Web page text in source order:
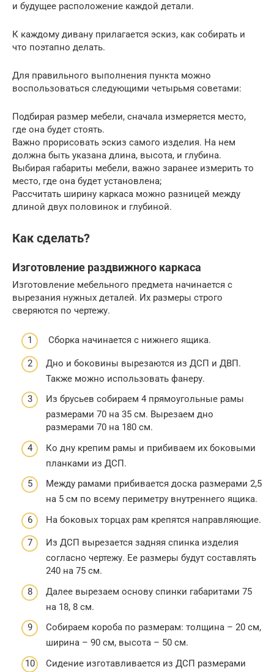
и будущее расположение каждой детали.
К каждому дивану прилагается эскиз, как собирать и
что поэтапно делать.
Для правильного выполнения пункта можно
воспользоваться следующими четырьмя советами:
Подбирая размер мебели, сначала измеряется место,
где она будет стоять.
Важно прорисовать эскиз самого изделия. На нем
должна быть указана длина, высота, и глубина.
Выбирая габариты мебели, важно заранее измерить то
место, где она будет установлена;
Рассчитать ширину каркаса можно разницей между
длиной двух половинок и глубиной.
Как сделать?
Изготовление раздвижного каркаса
Изготовление мебельного предмета начинается с
вырезания нужных деталей. Их размеры строго
сверяются по чертежу.
Сборка начинается с нижнего ящика.
Дно и боковины вырезаются из ДСП и ДВП.
Также можно использовать фанеру.
Из брусьев собираем 4 прямоугольные рамы
размерами 70 на 35 см. Вырезаем дно
размерами 70 на 180 см.
Ко дну крепим рамы и прибиваем их боковыми
планками из ДСП.
Между рамами прибивается доска размерами 2,5
на 5 см по всему периметру внутреннего ящика.
На боковых торцах рам крепятся направляющие.
Из ДСП вырезается задняя спинка изделия
согласно чертежу. Ее размеры будут составлять
240 на 75 см.
Далее вырезаем основу спинки габаритами 75
на 18, 8 см.
Собираем короба по размерам: толщина – 20 см,
ширина – 90 см, высота – 50 см.
Сидение изготавливается из ДСП размерами